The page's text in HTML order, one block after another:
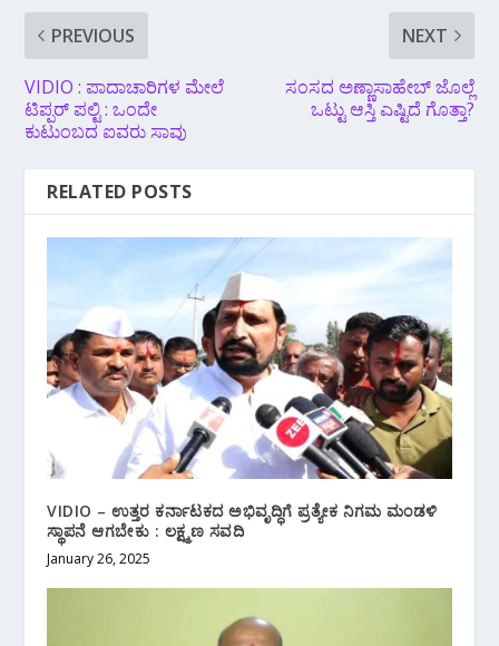
PREVIOUS
VIDIO : ಪಾದಾಚಾರಿಗಳ ಮೇಲೆ
ಟಿಪ್ಪರ್ ಪಲ್ಟಿ : ಒಂದೇ
ಕುಟುಂಬದ ಐವರು ಸಾವು
NEXT
ಸಂಸದ ಅಣ್ಣಾಸಾಹೇಬ್ ಜೊಲ್ಲೆ
ಒಟ್ಟು ‌ಆಸ್ತಿ ಎಷ್ಟಿದೆ ಗೊತ್ತಾ?
RELATED POSTS
VIDIO – ಉತ್ತರ ಕರ್ನಾಟಕದ ಅಭಿವೃದ್ಧಿಗೆ ಪ್ರತ್ಯೇಕ ನಿಗಮ ಮಂಡಳಿ
ಸ್ಥಾಪನೆ ಆಗಬೇಕು : ಲಕ್ಷ್ಮಣ ಸವದಿ
January 26, 2025